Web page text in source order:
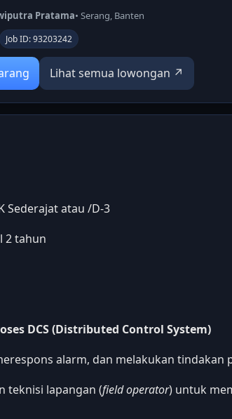
Pratama• Serang, Banten
Job ID: 93203242
Lihat semua lowongan ↗
Sederajat atau /D-3
2 tahun
DCS (Distributed Control System)
alarm, dan melakukan
teknisi lapangan (field operator) untuk